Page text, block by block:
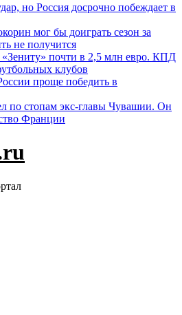
но Россия досрочно побеждает в
мог бы доиграть сезон за
не получится
«Зениту» почти в 2,5 млн евро. КПД
клубов
проще победить в
по стопам экс-главы Чувашии. Он
Франции